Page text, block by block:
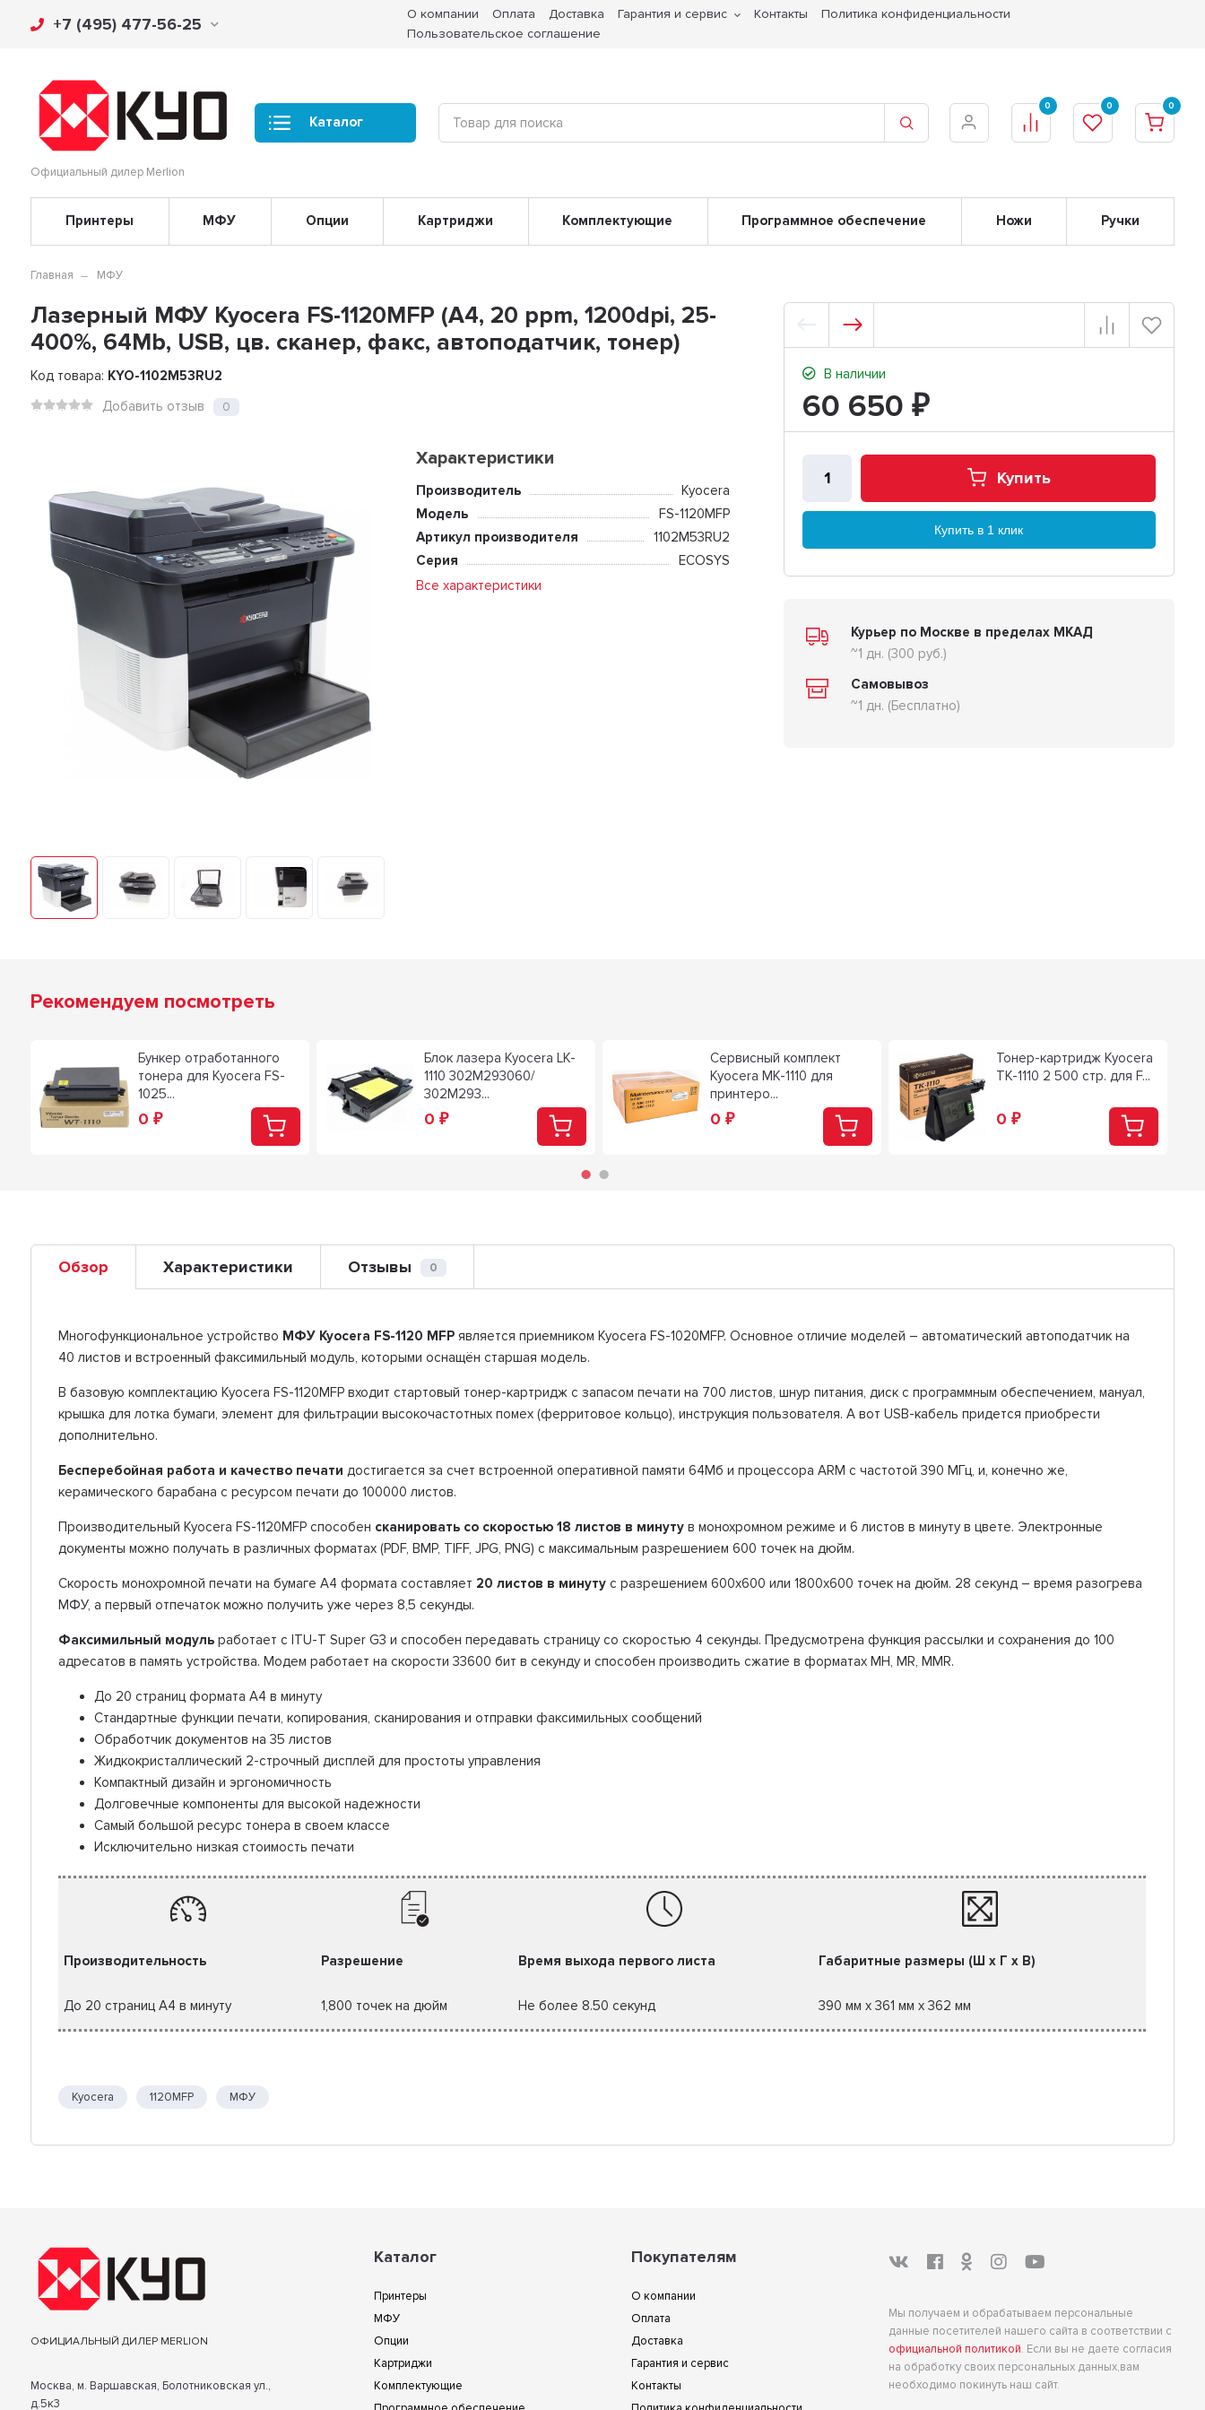
+7 (495) 477-56-25
О компании Оплата Доставка Гарантия и сервис Контакты
Политика конфиденциальности
Пользовательское соглашение
Официальный дилер Merlion
Каталог
0 0 0
Принтеры МФУ Опции Картриджи Комплектующие Программное обеспечение Ножи Ручки
Главная МФУ
Лазерный МФУ Kyocera FS-1120MFP (А4, 20 ppm, 1200dpi, 25-
400%, 64Mb, USB, цв. сканер, факс, автоподатчик, тонер)
Код товара: KYO-1102M53RU2
Добавить отзыв
0
Характеристики
Производитель
Kyocera
Модель
FS-1120MFP
Артикул производителя
1102M53RU2
Серия
ECOSYS
Все характеристики
В наличии
60 650₽
Купить
Купить в 1 клик
Курьер по Москве в пределах МКАД
~1 дн. (300 руб.)
Самовывоз
~1 дн. (Бесплатно)
Рекомендуем посмотреть
Бункер отработанного
тонера для Kyocera FS-
1025...
0₽
Блок лазера Kyocera LK-
1110 302M293060/
302M293...
0₽
Сервисный комплект
Kyocera MK-1110 для
принтеро...
0₽
Тонер-картридж Kyocera
TK-1110 2 500 стр. для F...
0₽
Обзор Характеристики Отзывы 0
Многофункциональное устройство МФУ Kyocera FS-1120 MFP является приемником Kyocera FS-1020MFP. Основное отличие моделей – автоматический автоподатчик на
40 листов и встроенный факсимильный модуль, которыми оснащён старшая модель.
В базовую комплектацию Kyocera FS-1120MFP входит стартовый тонер-картридж с запасом печати на 700 листов, шнур питания, диск с программным обеспечением, мануал,
крышка для лотка бумаги, элемент для фильтрации высокочастотных помех (ферритовое кольцо), инструкция пользователя. А вот USB-кабель придется приобрести
дополнительно.
Бесперебойная работа и качество печати достигается за счет встроенной оперативной памяти 64Мб и процессора ARM с частотой 390 МГц, и, конечно же,
керамического барабана с ресурсом печати до 100000 листов.
Производительный Kyocera FS-1120MFP способен сканировать со скоростью 18 листов в минуту в монохромном режиме и 6 листов в минуту в цвете. Электронные
документы можно получать в различных форматах (PDF, BMP, TIFF, JPG, PNG) с максимальным разрешением 600 точек на дюйм.
Скорость монохромной печати на бумаге А4 формата составляет 20 листов в минуту с разрешением 600х600 или 1800х600 точек на дюйм. 28 секунд – время разогрева
МФУ, а первый отпечаток можно получить уже через 8,5 секунды.
Факсимильный модуль работает с ITU-T Super G3 и способен передавать страницу со скоростью 4 секунды. Предусмотрена функция рассылки и сохранения до 100
адресатов в память устройства. Модем работает на скорости 33600 бит в секунду и способен производить сжатие в форматах МН, MR, MMR.
До 20 страниц формата А4 в минуту
Стандартные функции печати, копирования, сканирования и отправки факсимильных сообщений
Обработчик документов на 35 листов
Жидкокристаллический 2-строчный дисплей для простоты управления
Компактный дизайн и эргономичность
Долговечные компоненты для высокой надежности
Самый большой ресурс тонера в своем классе
Исключительно низкая стоимость печати
Производительность Разрешение Время выхода первого листа Габаритные размеры (Ш x Г x В)
До 20 страниц A4 в минуту 1,800 точек на дюйм Не более 8.50 секунд 390 мм x 361 мм x 362 мм
Kyocera 1120MFP МФУ
ОФИЦИАЛЬНЫЙ ДИЛЕР MERLION
Москва, м. Варшавская, Болотниковская ул.,
д.5к3
Каталог
Принтеры
МФУ
Опции
Картриджи
Комплектующие
Покупателям
О компании
Оплата
Доставка
Гарантия и сервис
Контакты
Мы получаем и обрабатываем персональные
данные посетителей нашего сайта в соответствии с
официальной политикой. Если вы не даете согласия
на обработку своих персональных данных,вам
необходимо покинуть наш сайт.